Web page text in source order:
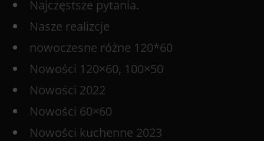
Najczęstsze pytania.
Nasze realizcje
nowoczesne różne 120*60
Nowości 120×60, 100×50
Nowości 2022
Nowości 60×60
Nowości kuchenne 2023